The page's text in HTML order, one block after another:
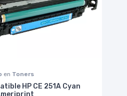
en Toners
HP CE 251A Cyan